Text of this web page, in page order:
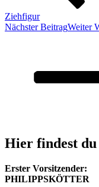
Ziehfigur
Nächster BeitragWeiter
Hier findest du
Erster
PHILIPPSKÖTTER